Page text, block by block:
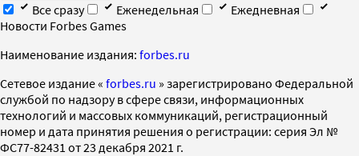
Все сразу
Еженедельная
Ежедневная
Новости Forbes Games
Наименование издания: forbes.ru
Cетевое издание « forbes.ru » зарегистрировано Федеральной
службой по надзору в сфере связи, информационных
технологий и массовых коммуникаций, регистрационный
номер и дата принятия решения о регистрации: серия Эл №
ФС77-82431 от 23 декабря 2021 г.